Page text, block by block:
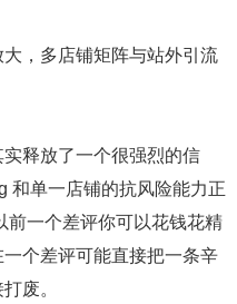
，多店铺矩阵与站外引流
放了一个很强烈的信
和单一店铺的抗风险能力正
前一个差评你可以花钱花精
个差评可能直接把一条辛
废。